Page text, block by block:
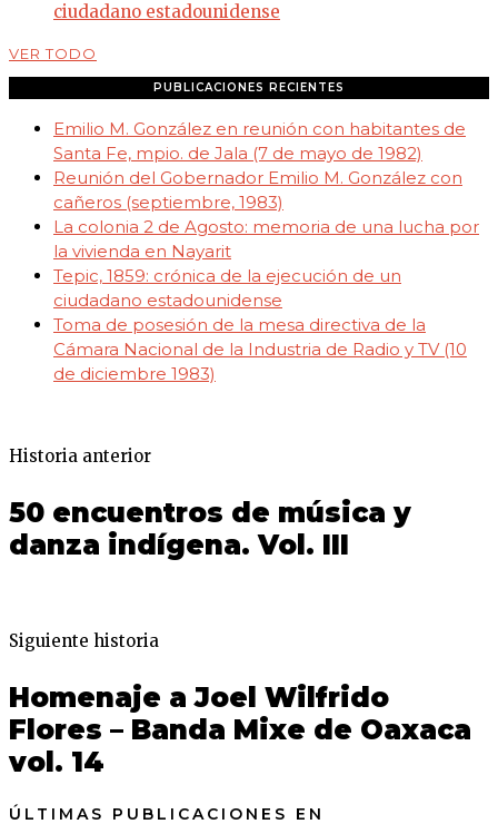
ciudadano estadounidense
VER TODO
PUBLICACIONES RECIENTES
Emilio M. González en reunión con habitantes de
Santa Fe, mpio. de Jala (7 de mayo de 1982)
Reunión del Gobernador Emilio M. González con
cañeros (septiembre, 1983)
La colonia 2 de Agosto: memoria de una lucha por
la vivienda en Nayarit
Tepic, 1859: crónica de la ejecución de un
ciudadano estadounidense
Toma de posesión de la mesa directiva de la
Cámara Nacional de la Industria de Radio y TV (10
de diciembre 1983)
Historia anterior
50 encuentros de música y
danza indígena. Vol. III
Siguiente historia
Homenaje a Joel Wilfrido
Flores – Banda Mixe de Oaxaca
vol. 14
ÚLTIMAS PUBLICACIONES EN